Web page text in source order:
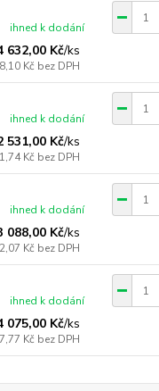
632,00 Kč/ks
Kč bez DPH
ihned k dodání
531,00 Kč/ks
Kč bez DPH
ihned k dodání
088,00 Kč/ks
Kč bez DPH
ihned k dodání
075,00 Kč/ks
Kč bez DPH
ihned k dodání